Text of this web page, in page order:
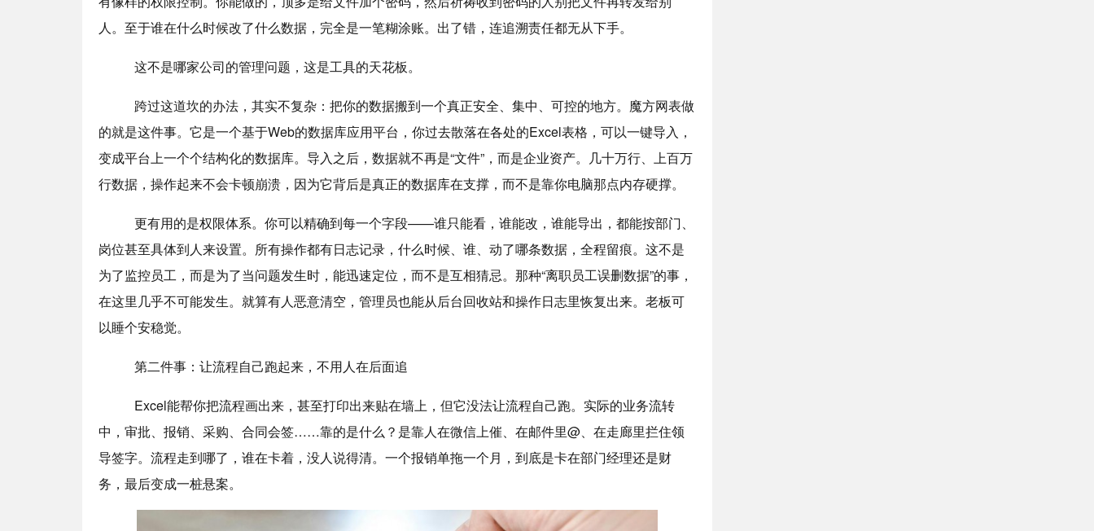
人。至于谁在什么时候改了什么数据，完全是一笔糊涂账。出了错，连追溯责任都无从下手。
这不是哪家公司的管理问题，这是工具的天花板。
跨过这道坎的办法，其实不复杂：把你的数据搬到一个真正安全、集中、可控的地方。魔方网表做
的就是这件事。它是一个基于Web的数据库应用平台，你过去散落在各处的Excel表格，可以一键导入，
变成平台上一个个结构化的数据库。导入之后，数据就不再是“文件”，而是企业资产。几十万行、上百万
行数据，操作起来不会卡顿崩溃，因为它背后是真正的数据库在支撑，而不是靠你电脑那点内存硬撑。
更有用的是权限体系。你可以精确到每一个字段——谁只能看，谁能改，谁能导出，都能按部门、
岗位甚至具体到人来设置。所有操作都有日志记录，什么时候、谁、动了哪条数据，全程留痕。这不是
为了监控员工，而是为了当问题发生时，能迅速定位，而不是互相猜忌。那种“离职员工误删数据”的事，
在这里几乎不可能发生。就算有人恶意清空，管理员也能从后台回收站和操作日志里恢复出来。老板可
以睡个安稳觉。
第二件事：让流程自己跑起来，不用人在后面追
Excel能帮你把流程画出来，甚至打印出来贴在墙上，但它没法让流程自己跑。实际的业务流转
中，审批、报销、采购、合同会签……靠的是什么？是靠人在微信上催、在邮件里@、在走廊里拦住领
导签字。流程走到哪了，谁在卡着，没人说得清。一个报销单拖一个月，到底是卡在部门经理还是财
务，最后变成一桩悬案。